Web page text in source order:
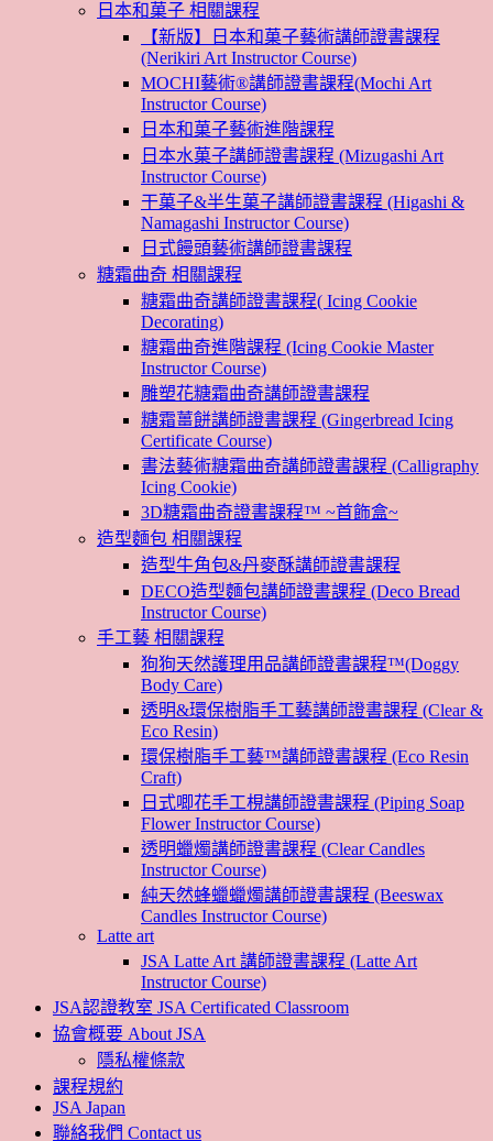
日本和菓子 相關課程
【新版】日本和菓子藝術講師證書課程
(Nerikiri Art Instructor Course)
MOCHI藝術®講師證書課程(Mochi Art
Instructor Course)
日本和菓子藝術進階課程
日本水菓子講師證書課程 (Mizugashi Art
Instructor Course)
干菓子&半生菓子講師證書課程 (Higashi &
Namagashi Instructor Course)
日式饅頭藝術講師證書課程
糖霜曲奇 相關課程
糖霜曲奇講師證書課程( Icing Cookie
Decorating)
糖霜曲奇進階課程 (Icing Cookie Master
Instructor Course)
雕塑花糖霜曲奇講師證書課程
糖霜薑餅講師證書課程 (Gingerbread Icing
Certificate Course)
書法藝術糖霜曲奇講師證書課程 (Calligraphy
Icing Cookie)
3D糖霜曲奇證書課程™ ~首飾盒~
造型麵包 相關課程
造型牛角包&丹麥酥講師證書課程
DECO造型麵包講師證書課程 (Deco Bread
Instructor Course)
手工藝 相關課程
狗狗天然護理用品講師證書課程™(Doggy
Body Care)
透明&環保樹脂手工藝講師證書課程 (Clear &
Eco Resin)
環保樹脂手工藝™講師證書課程 (Eco Resin
Craft)
日式唧花手工梘講師證書課程 (Piping Soap
Flower Instructor Course)
透明蠟燭講師證書課程 (Clear Candles
Instructor Course)
純天然蜂蠟蠟燭講師證書課程 (Beeswax
Candles Instructor Course)
Latte art
JSA Latte Art 講師證書課程 (Latte Art
Instructor Course)
JSA認證教室 JSA Certificated Classroom
協會概要 About JSA
隱私權條款
課程規約
JSA Japan
聯絡我們 Contact us